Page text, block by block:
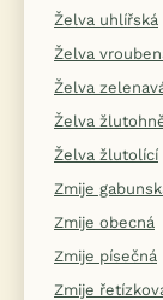
Želva uhlířská
Želva
Želva
Želva
Želva žlutolící
Zmije
Zmije obecná
Zmije písečná
Zmije